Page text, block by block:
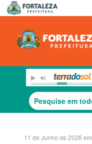
11 de Junho de 2026 em